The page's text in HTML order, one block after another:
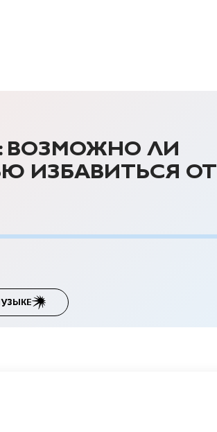
ВОЗМОЖНО ЛИ
ИЗБАВИТЬСЯ ОТ